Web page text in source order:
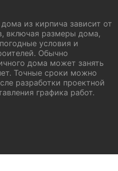
из кирпича зависит от
включая размеры дома,
условия и
Обычно
дома может занять
Точные сроки можно
разработки проектной
графика работ.